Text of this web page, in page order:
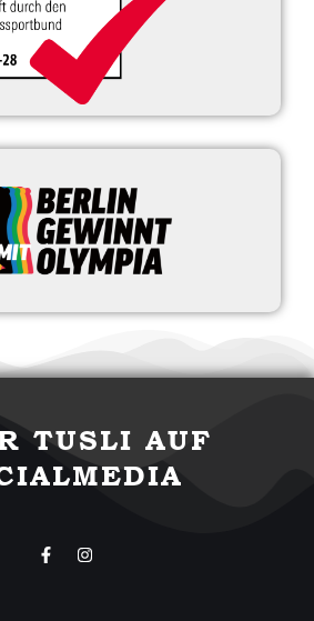
TUSLI AUF
F
a
I
n